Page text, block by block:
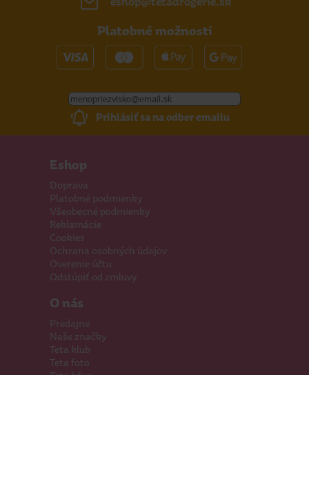
Platobné možnosti
Prihlásiť sa na odber emailu
Eshop
Doprava
Platobné podmienky
Všeobecné podmienky
Reklamácie
Cookies
Ochrana osobných údajov
Overenie účtu
Odstúpiť od zmluvy
O nás
Predajne
Naše značky
Teta klub
Teta foto
Teta káva